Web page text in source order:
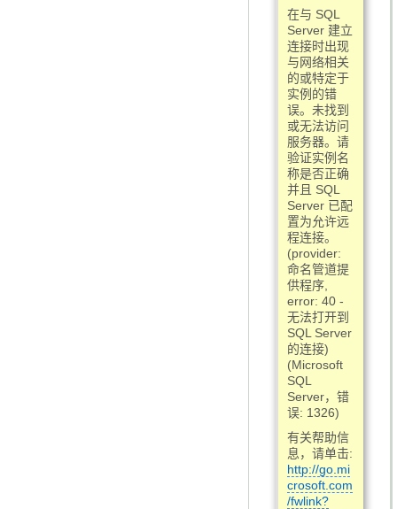
在与 SQL
Server 建立
连接时出现
与网络相关
的或特定于
实例的错
误。未找到
或无法访问
服务器。请
验证实例名
称是否正确
并且 SQL
Server 已配
置为允许远
程连接。
(provider:
命名管道提
供程序,
error: 40 -
无法打开到
SQL Server
的连接)
(Microsoft
SQL
Server，错
误: 1326)
有关帮助信
息，请单击:
http://go.mi
crosoft.com
/fwlink?